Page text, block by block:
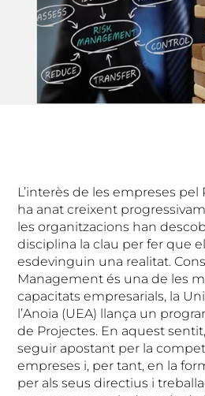
L’interès de les empreses
ha anat creixent
les organitzacions han
disciplina la clau per fer que
esdevinguin una realitat.
Management és una de les
capacitats empresarials, la
l’Anoia (UEA) llança un
de Projectes. En aquest
seguir apostant per la
empreses i, per tant, en la
per als seus directius i